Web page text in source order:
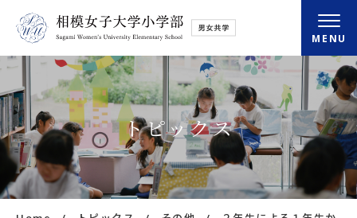
MENU
小学部概要
さがみの学び
さがみの毎日
トピックス